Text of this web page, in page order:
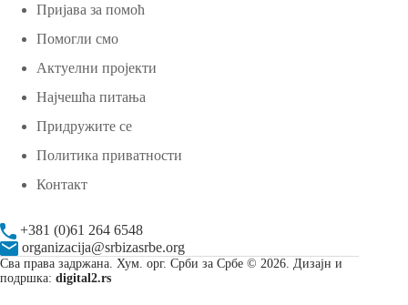
Пријава за помоћ
Помогли смо
Актуелни пројекти
Најчешћа питања
Придружите се
Политика приватности
Контакт
+381 (0)61 264 6548
organizacija@srbizasrbe.org
Сва права задржана. Хум. орг. Срби за Србе © 2026. Дизајн и
подршка: digital2.rs